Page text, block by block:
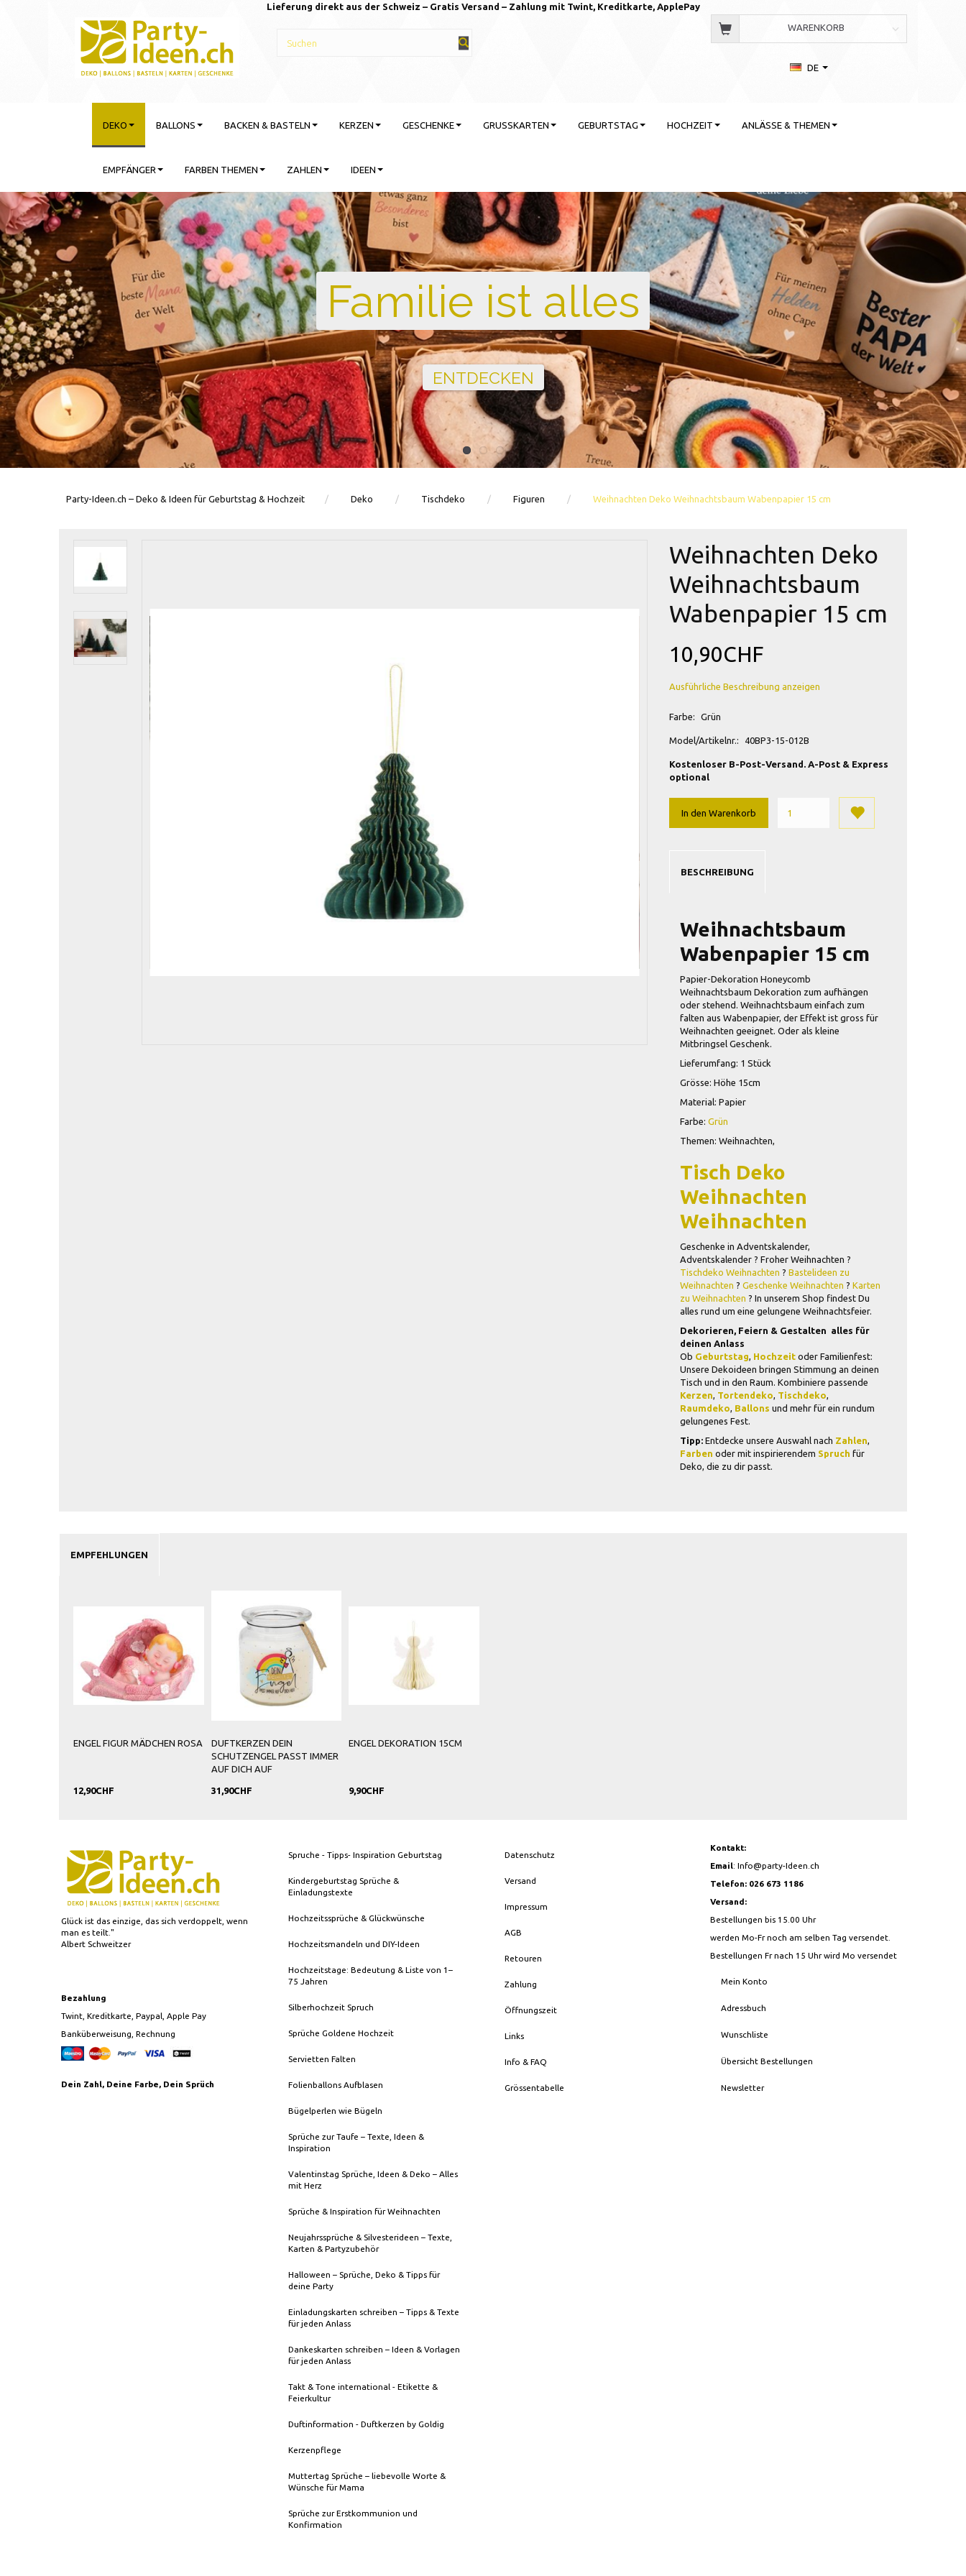
Lieferung direkt aus der Schweiz – Gratis Versand – Zahlung mit Twint, Kreditkarte, ApplePay
WARENKORB
DE
DEKO BALLONS BACKEN & BASTELN KERZEN GESCHENKE GRUSSKARTEN GEBURTSTAG HOCHZEIT ANLÄSSE & THEMEN
EMPFÄNGER FARBEN THEMEN ZAHLEN IDEEN
Geburtstag feiern mit Stil
Ballons · Tischdeko · Karten · Zahlen
GEBURTSTAGSDEKO ENTDECKEN
Party-Ideen.ch – Deko & Ideen für Geburtstag & Hochzeit Deko Tischdeko Figuren Weihnachten Deko Weihnachtsbaum Wabenpapier 15 cm
Weihnachten Deko
Weihnachtsbaum
Wabenpapier 15 cm
10,90CHF
Ausführliche Beschreibung anzeigen
Farbe: Grün
Model/Artikelnr.: 40BP3-15-012B
Kostenloser B-Post-Versand. A-Post & Express
optional
In den Warenkorb
BESCHREIBUNG
Weihnachtsbaum
Wabenpapier 15 cm
Papier-Dekoration Honeycomb
Weihnachtsbaum Dekoration zum aufhängen
oder stehend. Weihnachtsbaum einfach zum
falten aus Wabenpapier, der Effekt ist gross für
Weihnachten geeignet. Oder als kleine
Mitbringsel Geschenk.
Lieferumfang: 1 Stück
Grösse: Höhe 15cm
Material: Papier
Farbe: Grün
Themen: Weihnachten,
Tisch Deko
Weihnachten
Weihnachten
Geschenke in Adventskalender,
Adventskalender ? Froher Weihnachten ?
Tischdeko Weihnachten ? Bastelideen zu
Weihnachten ? Geschenke Weihnachten ? Karten
zu Weihnachten ? In unserem Shop findest Du
alles rund um eine gelungene Weihnachtsfeier.
Dekorieren, Feiern & Gestalten  alles für
deinen Anlass
Ob Geburtstag Hochzeitoder Familienfest:
Unsere Dekoideen bringen Stimmung an deinen
Tisch und in den Raum. Kombiniere passende
Kerzen Tortendeko Tischdeko
Raumdeko Ballons und mehr für ein rundum
gelungenes Fest.
Tipp:Entdecke unsere Auswahl nach Zahlen
Farben oder mit inspirierendem Spruch für
Deko, die zu dir passt.
EMPFEHLUNGEN
ENGEL FIGUR MÄDCHEN ROSA
12,90CHF
DUFTKERZEN DEIN
SCHUTZENGEL PASST IMMER
AUF DICH AUF
31,90CHF
ENGEL DEKORATION 15CM
9,90CHF
Glück ist das einzige, das sich verdoppelt, wenn
man es teilt."
Albert Schweitzer
Bezahlung
Twint, Kreditkarte, Paypal, Apple Pay
Banküberweisung, Rechnung
Dein Zahl, Deine Farbe, Dein Sprüch
Spruche - Tipps- Inspiration Geburtstag
Kindergeburtstag Sprüche &
Einladungstexte
Hochzeitssprüche & Glückwünsche
Hochzeitsmandeln und DIY-Ideen
Hochzeitstage: Bedeutung & Liste von 1–
75 Jahren
Silberhochzeit Spruch
Sprüche Goldene Hochzeit
Servietten Falten
Folienballons Aufblasen
Bügelperlen wie Bügeln
Sprüche zur Taufe – Texte, Ideen &
Inspiration
Valentinstag Sprüche, Ideen & Deko – Alles
mit Herz
Sprüche & Inspiration für Weihnachten
Neujahrssprüche & Silvesterideen – Texte,
Karten & Partyzubehör
Halloween – Sprüche, Deko & Tipps für
deine Party
Einladungskarten schreiben – Tipps & Texte
für jeden Anlass
Dankeskarten schreiben – Ideen & Vorlagen
für jeden Anlass
Takt & Tone international - Etikette &
Feierkultur
Duftinformation - Duftkerzen by Goldig
Kerzenpflege
Muttertag Sprüche – liebevolle Worte &
Wünsche für Mama
Sprüche zur Erstkommunion und
Konfirmation
Datenschutz
Versand
Impressum
AGB
Retouren
Zahlung
Öffnungszeit
Links
Info & FAQ
Grössentabelle
Kontakt:
Email:Info@party-Ideen.ch
Telefon: 026 673 1186
Versand:
Bestellungen bis 15.00 Uhr
werden Mo-Fr noch am selben Tag versendet.
Bestellungen Fr nach 15 Uhr wird Mo versendet
Mein Konto
Adressbuch
Wunschliste
Übersicht Bestellungen
Newsletter